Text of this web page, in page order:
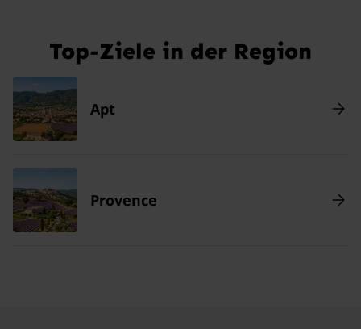
Top-Ziele in der Region
Apt
Provence